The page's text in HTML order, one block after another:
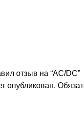
отзыв на “AC/DC”
опубликован.